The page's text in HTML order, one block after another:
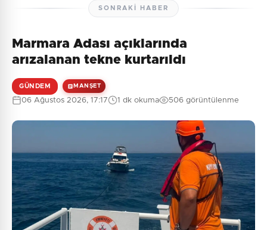
SONRAKI HABER
Marmara Adası açıklarında
arızalanan tekne kurtarıldı
GÜNDEM MANŞET
06 Ağustos 2026, 17:17 1 dk okuma 506 görüntülenme